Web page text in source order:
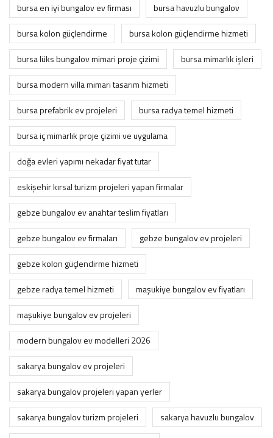
bursa en iyi bungalov ev firması
bursa havuzlu bungalov
bursa kolon güçlendirme
bursa kolon güçlendirme hizmeti
bursa lüks bungalov mimari proje çizimi
bursa mimarlık i̇şleri
bursa modern villa mimari tasarım hizmeti
bursa prefabrik ev projeleri
bursa radya temel hizmeti
bursa i̇ç mimarlık proje çizimi ve uygulama
doğa evleri yapımı nekadar fiyat tutar
eskişehir kırsal turizm projeleri yapan firmalar
gebze bungalov ev anahtar teslim fiyatları
gebze bungalov ev firmaları
gebze bungalov ev projeleri
gebze kolon güçlendirme hizmeti
gebze radya temel hizmeti
maşukiye bungalov ev fiyatları
maşukiye bungalov ev projeleri
modern bungalov ev modelleri 2026
sakarya bungalov ev projeleri
sakarya bungalov projeleri yapan yerler
sakarya bungalov turizm projeleri
sakarya havuzlu bungalov